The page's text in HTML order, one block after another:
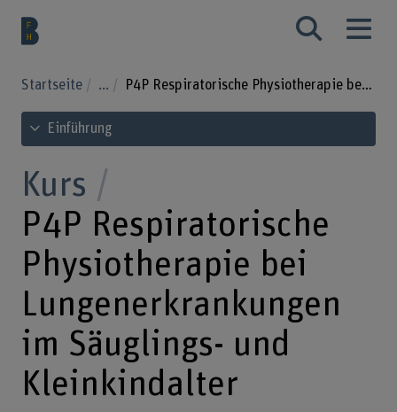
Startseite ... P4P Respiratorische Physiotherapie bei Lungenerkrankungen im Säuglings- und Kleinkindalter
Inhaltsverzeichnis ansehen
Einführung
Kurs
P4P Respiratorische
Physiotherapie bei
Lungenerkrankungen
im Säuglings- und
Kleinkindalter